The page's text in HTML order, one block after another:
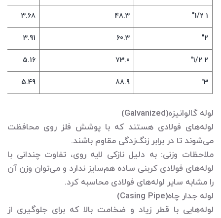
1 1/2"
48.3
3.68
2"
60.3
3.91
2 1/2"
73.0
5.16
3"
88.9
5.49
لوله گالوانیزه(Galvanized)
لوله‌های فولادی هستند که با پوشش فلز روی محافظت
می‌شوند تا در برابر زنگ‌زدگی مقاوم باشند.
ملاحظات وزنی: به دلیل نازکی لایه روی، تفاوت چندانی با
لوله‌های فولادی کربنی ساده هم‌سایز ندارد و می‌توان وزن آن
را مشابه سایر لوله‌های فولادی محاسبه کرد.
لوله جدار چاه(Casing Pipe)
لوله‌هایی با قطر زیاد و ضخامت بالا که برای جلوگیری از